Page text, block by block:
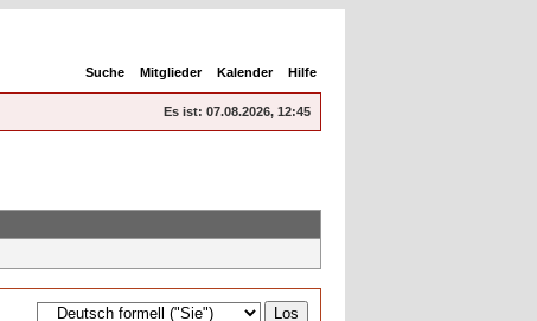
Suche Mitglieder Kalender Hilfe
Es ist: 07.08.2026, 12:45